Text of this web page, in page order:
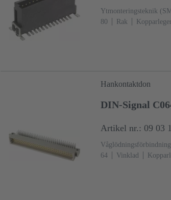
Ytmonteringsteknik
80
Rak
Hankontaktdon
DIN-Signal
Artikel nr.: 09 03
Våglödningsförbindning
64
Vinklad
Kodning: Kodning